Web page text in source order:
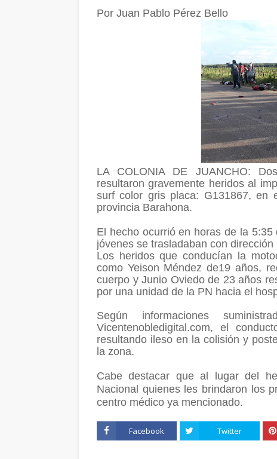
Por Juan Pablo Pérez Bello
LA COLONIA DE JUANCHO:
resultaron gravemente heridos al
surf color gris placa: G131867, en
provincia Barahona.
El hecho ocurrió en horas de la
jóvenes se trasladaban con dirección
Los heridos que conducían la
como Yeison Méndez de19 años,
cuerpo y Junio Oviedo de 23 años
por una unidad de la PN hacia el
Según informaciones
Vicentenobledigital.com, el
resultando ileso en la colisión y
la zona.
Cabe destacar que al lugar del
Nacional quienes les brindaron los
centro médico ya mencionado.
Facebook Twitter